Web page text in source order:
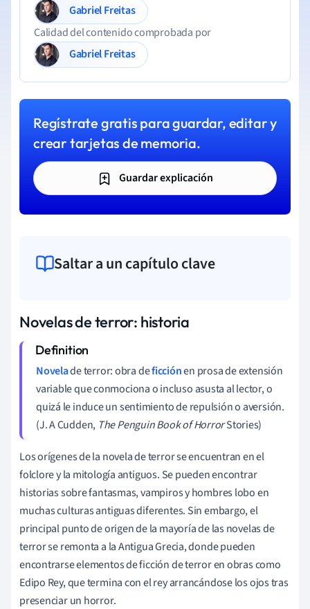
Gabriel Freitas
Calidad del contenido comprobada por
Gabriel Freitas
Regístrate gratis para guardar, editar y
crear tarjetas de memoria.
Guardar explicación
Saltar a un capítulo clave
Novelas de terror: historia
Novelade terror: obra deficciónen prosa de extensión
variable que conmociona o incluso asusta al lector, o
quizá le induce un sentimiento de repulsión o aversión.
(J. A Cudden, The Penguin Book of HorrorStories)
Los orígenes de la novela de terror se encuentran en el
folclore y la mitología antiguos. Se pueden encontrar
historias sobre fantasmas, vampiros y hombres lobo en
muchas culturas antiguas diferentes. Sin embargo, el
principal punto de origen de la mayoría de las novelas de
terror se remonta a la Antigua Grecia, donde pueden
encontrarse elementos de ficción de terror en obras como
Edipo Rey, que termina con el rey arrancándose los ojos tras
presenciar un horror.